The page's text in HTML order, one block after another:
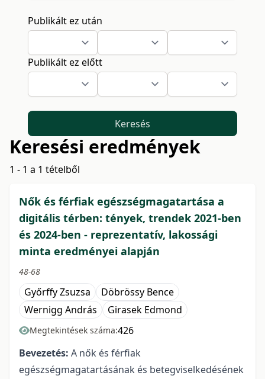
Publikált ez után
Publikált ez előtt
Keresés
Keresési eredmények
1 - 1 a 1 tételből
Nők és férfiak egészségmagatartása a
digitális térben: tények, trendek 2021-ben
és 2024-ben - reprezentatív, lakossági
minta eredményei alapján
48-68
Győrffy Zsuzsa
Döbrössy Bence
Wernigg András
Girasek Edmond
Megtekintések száma:426
Bevezetés: A nők és férfiak
egészségmagatartásának és betegviselkedésének